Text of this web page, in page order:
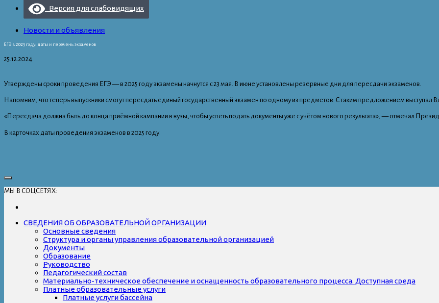
Версия для слабовидящих
Новости и объявления
ЕГЭ в 2025 году: даты и перечень экзаменов
25.12.2024
Утверждены сроки проведения ЕГЭ — в 2025 году экзамены начнутся с 23 мая. В июне установлены резервные дни для пересдачи экзаменов.
Напомним, что теперь выпускники смогут пересдать единый государственный экзамен по одному из предметов. С таким предложением выступал
«Пересдача должна быть до конца приёмной кампании в вузы, чтобы успеть подать документы уже с учётом нового результата», — отмечал
В карточках даты проведения экзаменов в 2025 году.
МЫ В СОЦСЕТЯХ:
СВЕДЕНИЯ ОБ ОБРАЗОВАТЕЛЬНОЙ ОРГАНИЗАЦИИ
Основные сведения
Структура и органы управления образовательной организацией
Документы
Образование
Руководство
Педагогический состав
Материально-техническое обеспечение и оснащенность образовательного процесса. Доступная среда
Платные образовательные услуги
Платные услуги бассейна